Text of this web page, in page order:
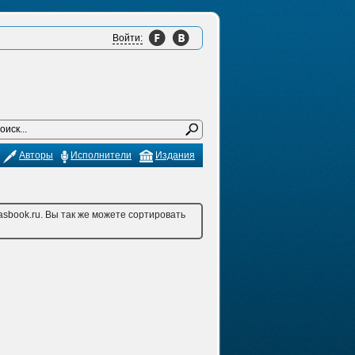
Войти:
Издания
Исполнители
Авторы
Вы так же можете сортировать